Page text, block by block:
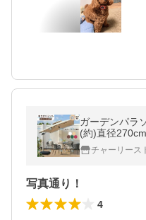
ガーデンパラ
(約)直径
調整 モダン
ト 庭・屋外
チャーリース
写真通り！
4